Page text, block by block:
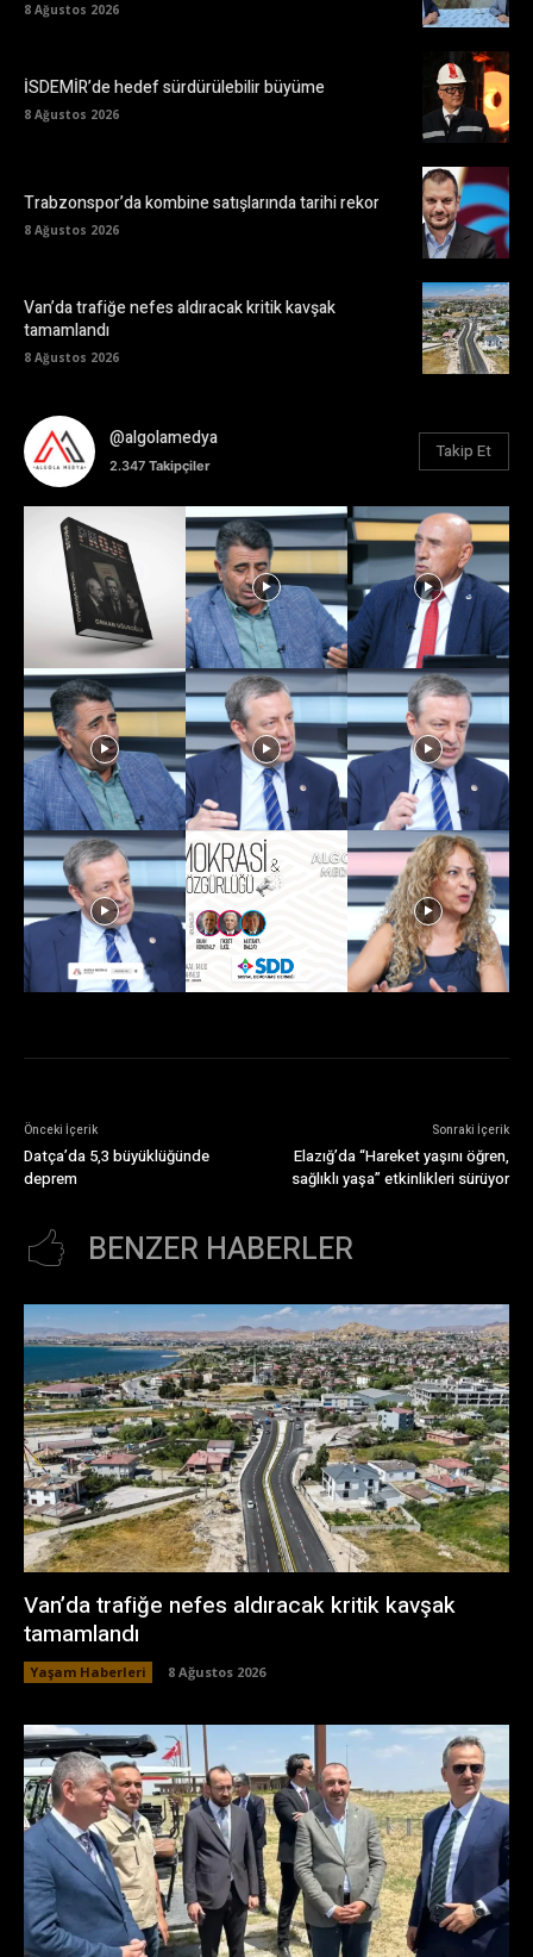
8 Ağustos 2026
İSDEMİR’de hedef sürdürülebilir büyüme
8 Ağustos 2026
Trabzonspor’da kombine satışlarında tarihi rekor
8 Ağustos 2026
Van’da trafiğe nefes aldıracak kritik kavşak
tamamlandı
8 Ağustos 2026
@algolamedya
2.347 Takipçiler
Takip Et
Önceki İçerik
Datça’da 5,3 büyüklüğünde
deprem
Sonraki İçerik
Elazığ’da “Hareket yaşını öğren,
sağlıklı yaşa” etkinlikleri sürüyor
BENZER HABERLER
Van’da trafiğe nefes aldıracak kritik kavşak
tamamlandı
Yaşam Haberleri 8 Ağustos 2026